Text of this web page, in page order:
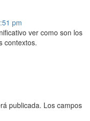
pm
ver como son los
contextos.
publicada. Los campos